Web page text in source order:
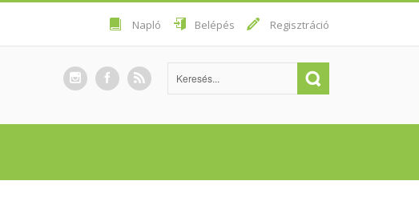
Napló Belépés Regisztráció